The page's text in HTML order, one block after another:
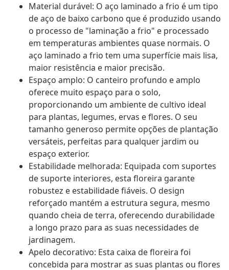
Material durável: O aço laminado a frio é um tipo
de aço de baixo carbono que é produzido usando
o processo de "laminação a frio" e processado
em temperaturas ambientes quase normais. O
aço laminado a frio tem uma superfície mais lisa,
maior resistência e maior precisão.
Espaço amplo: O canteiro profundo e amplo
oferece muito espaço para o solo,
proporcionando um ambiente de cultivo ideal
para plantas, legumes, ervas e flores. O seu
tamanho generoso permite opções de plantação
versáteis, perfeitas para qualquer jardim ou
espaço exterior.
Estabilidade melhorada: Equipada com suportes
de suporte interiores, esta floreira garante
robustez e estabilidade fiáveis. O design
reforçado mantém a estrutura segura, mesmo
quando cheia de terra, oferecendo durabilidade
a longo prazo para as suas necessidades de
jardinagem.
Apelo decorativo: Esta caixa de floreira foi
concebida para mostrar as suas plantas ou flores